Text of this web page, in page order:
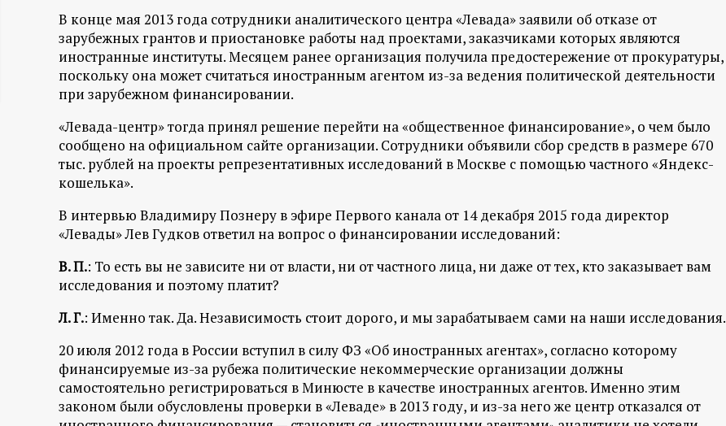
ц
и
о
н
н
ы
й
п
р
т
В конце мая 2013 года сотрудники аналитического центра «Левада» заявили об отказе от
зарубежных грантов и приостановке работы над проектами, заказчиками которых являются
иностранные институты. Месяцем ранее организация получила предостережение от прокуратуры,
поскольку она может считаться иностранным агентом из-за ведения политической деятельности
при зарубежном финансировании.
«Левада-центр» тогда принял решение перейти на «общественное финансирование», о чем было
сообщено на официальном сайте организации. Сотрудники объявили сбор средств в размере 670
тыс. рублей на проекты репрезентативных исследований в Москве с помощью частного «Яндекс-
кошелька».
В интервью Владимиру Познеру в эфире Первого канала от 14 декабря 2015 года директор
«Левады» Лев Гудков ответил на вопрос о финансировании исследований:
В. П.: То есть вы не зависите ни от власти, ни от частного лица, ни даже от тех, кто заказывает вам
исследования и поэтому платит?
Л. Г.: Именно так. Да. Независимость стоит дорого, и мы зарабатываем сами на наши исследования.
20 июля 2012 года в России вступил в силу ФЗ «Об иностранных агентах», согласно которому
финансируемые из-за рубежа политические некоммерческие организации должны
самостоятельно регистрироваться в Минюсте в качестве иностранных агентов. Именно этим
законом были обусловлены проверки в «Леваде» в 2013 году, и из-за него же центр отказался от